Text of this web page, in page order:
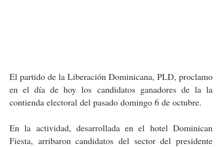
El partido de la Liberación Dominicana, PLD, proclamo
en el día de hoy los candidatos ganadores de la la
contienda electoral del pasado domingo 6 de octubre.
En la actividad, desarrollada en el hotel Dominican
Fiesta, arribaron candidatos del sector del presidente